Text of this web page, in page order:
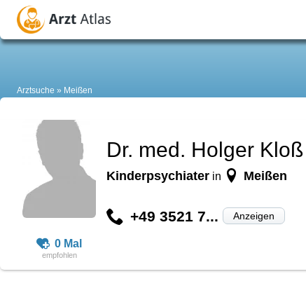
Arztsuche Meißen
0 Mal
Dr. med. Holger Kloß
Kinderpsychiater in Meißen
+49 3521 7... Anzeigen